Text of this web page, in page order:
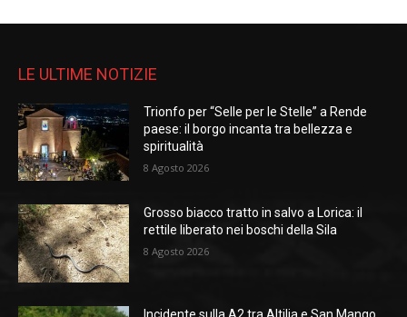
LE ULTIME NOTIZIE
Trionfo per “Selle per le Stelle” a Rende
paese: il borgo incanta tra bellezza e
spiritualità
8 Agosto 2026
Grosso biacco tratto in salvo a Lorica: il
rettile liberato nei boschi della Sila
8 Agosto 2026